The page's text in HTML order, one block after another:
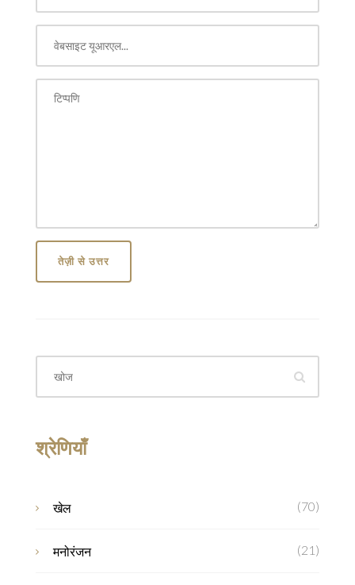
तेज़ी से उत्तर
श्रेणियाँ
खेल (70)
मनोरंजन (21)